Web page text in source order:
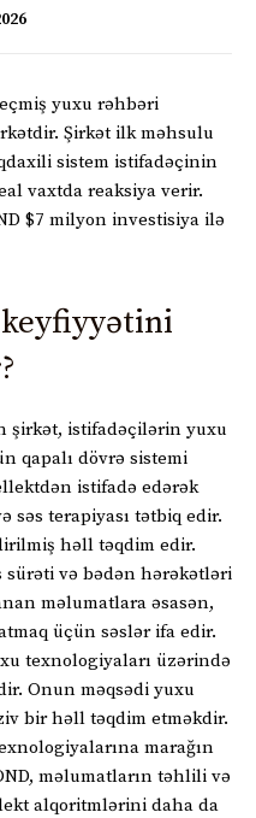
yuxu rəhbəri
Şirkət ilk məhsulu
sistem istifadəçinin
vaxtda reaksiya verir.
$7 milyon investisiya ilə
şirkət, istifadəçilərin yuxu
qapalı dövrə sistemi
istifadə edərək
terapiyası tətbiq edir.
həll təqdim edir.
və bədən hərəkətləri
məlumatlara əsasən,
üçün səslər ifa edir.
texnologiyaları üzərində
Onun məqsədi yuxu
bir həll təqdim etməkdir.
marağın
məlumatların təhlili və
alqoritmlərini daha da